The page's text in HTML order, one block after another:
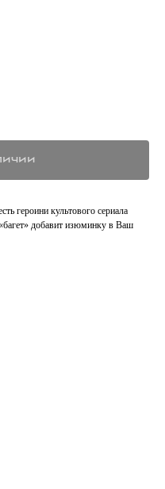
героини культового сериала
добавит изюминку в Ваш